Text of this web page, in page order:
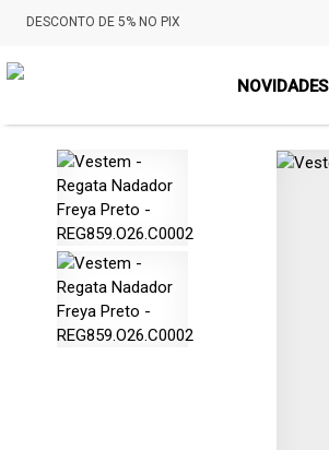
DESCONTO DE 5% NO PIX
NOVIDADES